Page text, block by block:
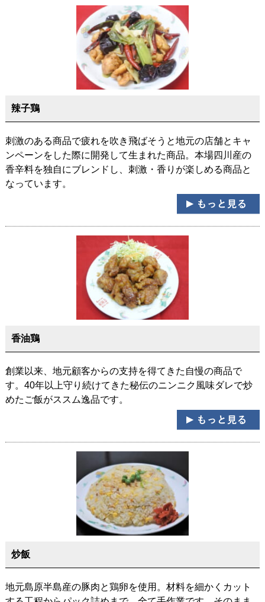
辣子鶏
刺激のある商品で疲れを吹き飛ばそうと地元の店舗とキャ
ンペーンをした際に開発して生まれた商品。本場四川産の
香辛料を独自にブレンドし、刺激・香りが楽しめる商品と
なっています。
香油鶏
創業以来、地元顧客からの支持を得てきた自慢の商品で
す。40年以上守り続けてきた秘伝のニンニク風味ダレで炒
めたご飯がススム逸品です。
炒飯
地元島原半島産の豚肉と鶏卵を使用。材料を細かくカット